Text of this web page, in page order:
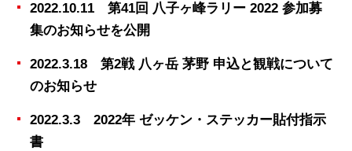
2022.10.11 第41回 八子ヶ峰ラリー 2022 参加募
集のお知らせを公開
2022.3.18 第2戦 八ヶ岳 茅野 申込と観戦について
のお知らせ
2022.3.3 2022年 ゼッケン・ステッカー貼付指示
書